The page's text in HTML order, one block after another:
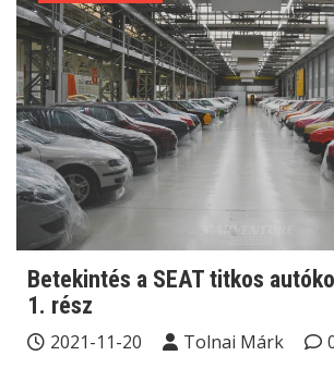
Betekintés a SEAT titkos
1. rész
2021-11-20 Tolnai Márk